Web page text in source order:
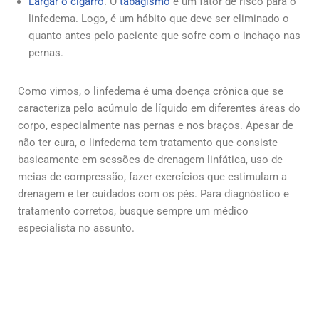
linfedema. Logo, é um hábito que deve ser eliminado o
quanto antes pelo paciente que sofre com o inchaço nas
pernas.
Como vimos, o linfedema é uma doença crônica que se
caracteriza pelo acúmulo de líquido em diferentes áreas do
corpo, especialmente nas pernas e nos braços. Apesar de
não ter cura, o linfedema tem tratamento que consiste
basicamente em sessões de drenagem linfática, uso de
meias de compressão, fazer exercícios que estimulam a
drenagem e ter cuidados com os pés. Para diagnóstico e
tratamento corretos, busque sempre um médico
especialista no assunto.